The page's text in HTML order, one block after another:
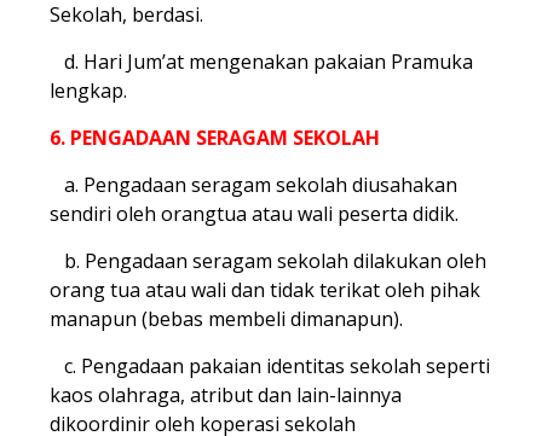
Sekolah, berdasi.
d. Hari Jum’at mengenakan pakaian Pramuka
lengkap.
6. PENGADAAN SERAGAM SEKOLAH
a. Pengadaan seragam sekolah diusahakan
sendiri oleh orangtua atau wali peserta didik.
b. Pengadaan seragam sekolah dilakukan oleh
orang tua atau wali dan tidak terikat oleh pihak
manapun (bebas membeli dimanapun).
c. Pengadaan pakaian identitas sekolah seperti
kaos olahraga, atribut dan lain-lainnya
dikoordinir oleh koperasi sekolah